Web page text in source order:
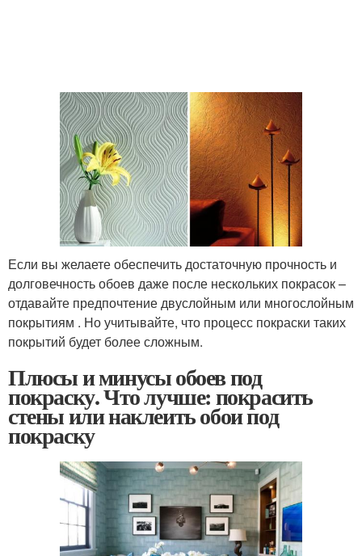
Если вы желаете обеспечить достаточную прочность и
долговечность обоев даже после нескольких покрасок –
отдавайте предпочтение двуслойным или многослойным
покрытиям . Но учитывайте, что процесс покраски таких
покрытий будет более сложным.
Плюсы и минусы обоев под
покраску. Что лучше: покрасить
стены или наклеить обои под
покраску